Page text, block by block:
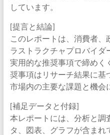
しています。
[提言と結論]
このレポートは、消費者、
ラストラクチャプロバイダ
実用的な推奨事項で締めく
奨事項はリサーチ結果に基
市場内の主要な課題と機会
[補足データと付録]
本レポートには、分析と調
タ、図表、グラフが含ま